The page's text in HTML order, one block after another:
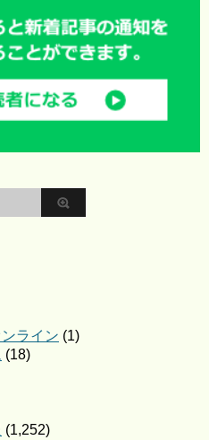
ライン (1)
(18)
(1,252)